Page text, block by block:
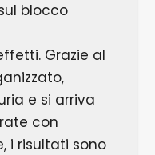
blocco
Grazie al
e si arriva
con
i risultati sono